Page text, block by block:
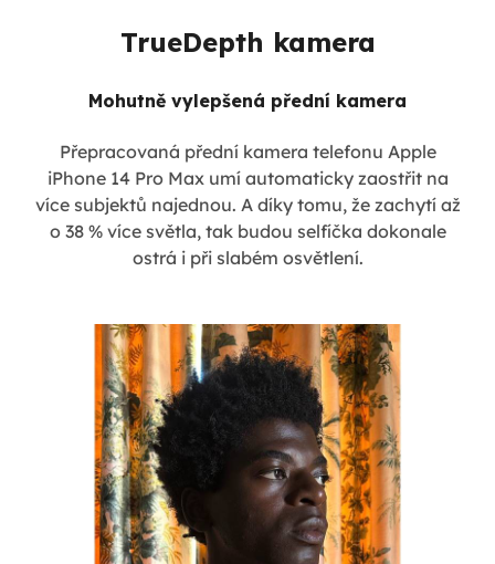
TrueDepth kamera
Mohutně vylepšená přední kamera
Přepracovaná přední kamera telefonu Apple
iPhone 14 Pro Max umí automaticky zaostřit na
více subjektů najednou. A díky tomu, že zachytí až
o 38 % více světla, tak budou selfíčka dokonale
ostrá i při slabém osvětlení.